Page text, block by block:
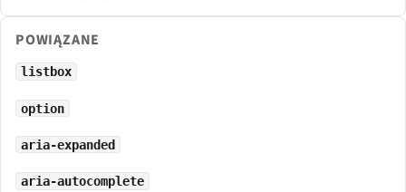
POWIĄZANE
listbox
option
aria-expanded
aria-autocomplete